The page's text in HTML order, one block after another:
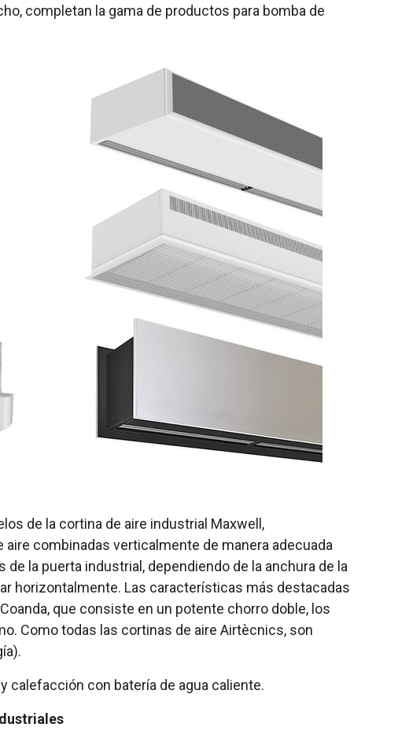
completan la gama de productos para bomba de
de la cortina de aire industrial Maxwell,
aire combinadas verticalmente de manera adecuada
la puerta industrial, dependiendo de la anchura de la
horizontalmente. Las características más destacadas
que consiste en un potente chorro doble, los
Como todas las cortinas de aire Airtècnics, son
calefacción con batería de agua caliente.